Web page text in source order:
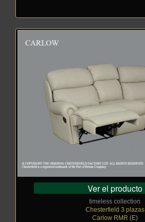
Ver el producto
timeless collection
Chesterfield 3 plazas
Carlow RMR (E)